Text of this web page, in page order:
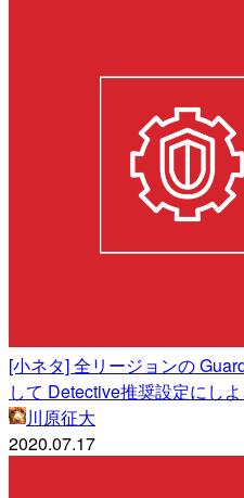
[小ネタ] 全リージョンの
して Detective推奨設定にしよ
川原征大
2020.07.17